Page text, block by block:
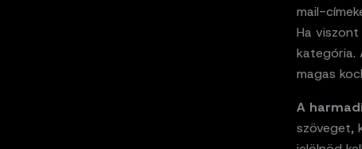
mail-
Ha
kategória.
magas
A
szöveget,